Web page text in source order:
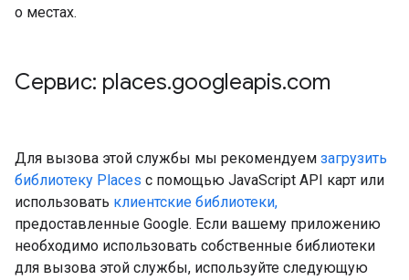
о местах.
Сервис: places.googleapis.com
Для вызова этой службы мы рекомендуем загрузить
библиотеку Places с помощью JavaScript API карт или
использовать клиентские библиотеки,
предоставленные Google. Если вашему приложению
необходимо использовать собственные библиотеки
для вызова этой службы, используйте следующую